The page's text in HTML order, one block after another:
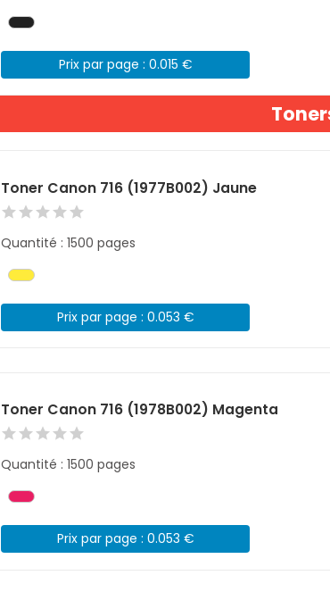
Prix par page : 0.015 €
Toner Canon 716 (1977B002) Jaune
Quantité : 1500 pages
Prix par page : 0.053 €
Toner Canon 716 (1978B002) Magenta
Quantité : 1500 pages
Prix par page : 0.053 €